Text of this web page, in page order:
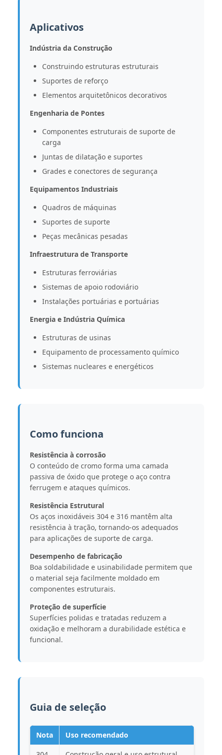
Aplicativos
Indústria da Construção
Construindo estruturas estruturais
Suportes de reforço
Elementos arquitetônicos decorativos
Engenharia de Pontes
Componentes estruturais de suporte de
carga
Juntas de dilatação e suportes
Grades e conectores de segurança
Equipamentos Industriais
Quadros de máquinas
Suportes de suporte
Peças mecânicas pesadas
Infraestrutura de Transporte
Estruturas ferroviárias
Sistemas de apoio rodoviário
Instalações portuárias e portuárias
Energia e Indústria Química
Estruturas de usinas
Equipamento de processamento químico
Sistemas nucleares e energéticos
Como funciona
Resistência à corrosão
O conteúdo de cromo forma uma camada
passiva de óxido que protege o aço contra
ferrugem e ataques químicos.
Resistência Estrutural
Os aços inoxidáveis ​​304 e 316 mantêm alta
resistência à tração, tornando-os adequados
para aplicações de suporte de carga.
Desempenho de fabricação
Boa soldabilidade e usinabilidade permitem que
o material seja facilmente moldado em
componentes estruturais.
Proteção de superfície
Superfícies polidas e tratadas reduzem a
oxidação e melhoram a durabilidade estética e
funcional.
Guia de seleção
Nota Uso recomendado